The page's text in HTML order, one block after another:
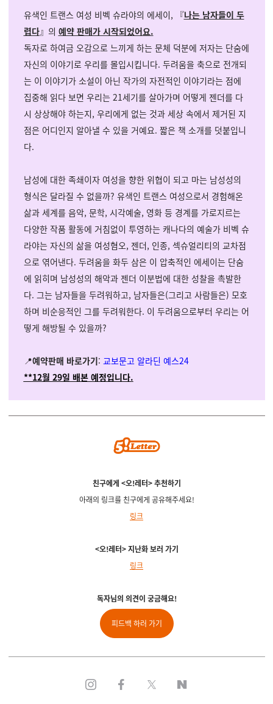
유색인 트랜스 여성 비벡 슈라야의 에세이, 『나는 남자들이 두
렵다』 의 예약 판매가 시작되었어요.
독자로 하여금 오감으로 느끼게 하는 문체 덕분에 저자는 단숨에
자신의 이야기로 우리를 몰입시킵니다. 두려움을 축으로 전개되
는 이 이야기가 소설이 아닌 작가의 자전적인 이야기라는 점에
집중해 읽다 보면 우리는 21세기를 살아가며 어떻게 젠더를 다
시 상상해야 하는지, 우리에게 없는 것과 세상 속에서 제거된 지
점은 어디인지 알아낼 수 있을 거예요. 짧은 책 소개를 덧붙입니
다.
남성에 대한 족쇄이자 여성을 향한 위협이 되고 마는 남성성의
형식은 달라질 수 없을까? 유색인 트랜스 여성으로서 경험해온
삶과 세계를 음악, 문학, 시각예술, 영화 등 경계를 가로지르는
다양한 작품 활동에 거침없이 투영하는 캐나다의 예술가 비벡 슈
라야는 자신의 삶을 여성혐오, 젠더, 인종, 섹슈얼리티의 교차점
으로 엮어낸다. 두려움을 화두 삼은 이 압축적인 에세이는 단숨
에 읽히며 남성성의 해악과 젠더 이분법에 대한 성찰을 촉발한
다. 그는 남자들을 두려워하고, 남자들은(그리고 사람들은) 모호
하며 비순응적인 그를 두려워한다. 이 두려움으로부터 우리는 어
떻게 해방될 수 있을까?
📍예약판매 바로가기: 교보문고 알라딘 예스24
**12월 29일 배본 예정입니다.
친구에게 <오!레터> 추천하기
아래의 링크를 친구에게 공유해주세요!
링크
<오!레터> 지난화 보러 가기
링크
독자님의 의견이 궁금해요!
피드백 하러 가기